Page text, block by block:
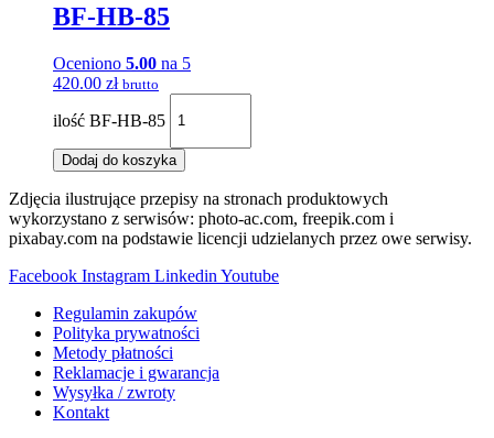
BF-HB-85
Oceniono 5.00 na 5
420.00 zł brutto
ilość BF-HB-85
Dodaj do koszyka
Zdjęcia ilustrujące przepisy na stronach produktowych
wykorzystano z serwisów: photo-ac.com, freepik.com i
pixabay.com na podstawie licencji udzielanych przez owe serwisy.
Facebook Instagram Linkedin Youtube
Regulamin zakupów
Polityka prywatności
Metody płatności
Reklamacje i gwarancja
Wysyłka / zwroty
Kontakt